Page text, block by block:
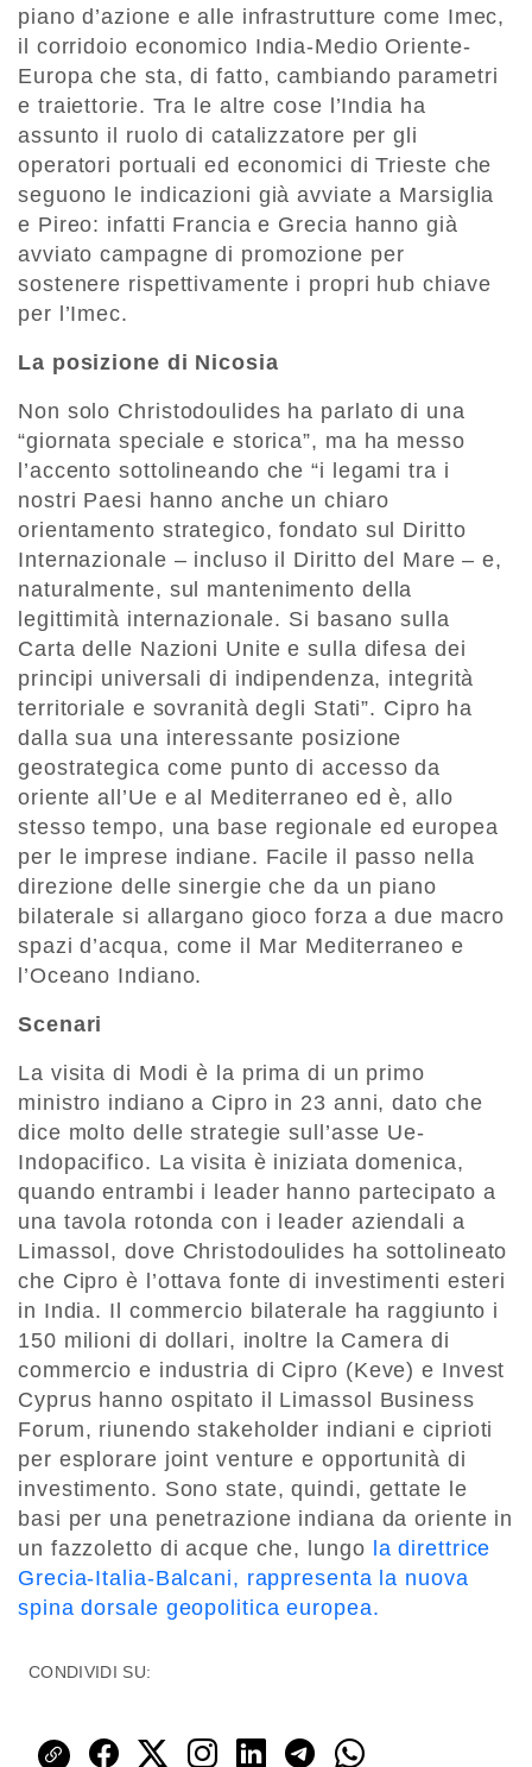
piano d’azione e alle infrastrutture come Imec,
il corridoio economico India-Medio Oriente-
Europa che sta, di fatto, cambiando parametri
e traiettorie. Tra le altre cose l’India ha
assunto il ruolo di catalizzatore per gli
operatori portuali ed economici di Trieste che
seguono le indicazioni già avviate a Marsiglia
e Pireo: infatti Francia e Grecia hanno già
avviato campagne di promozione per
sostenere rispettivamente i propri hub chiave
per l’Imec.
La posizione di Nicosia
Non solo Christodoulides ha parlato di una
“giornata speciale e storica”, ma ha messo
l’accento sottolineando che “i legami tra i
nostri Paesi hanno anche un chiaro
orientamento strategico, fondato sul Diritto
Internazionale – incluso il Diritto del Mare – e,
naturalmente, sul mantenimento della
legittimità internazionale. Si basano sulla
Carta delle Nazioni Unite e sulla difesa dei
principi universali di indipendenza, integrità
territoriale e sovranità degli Stati”. Cipro ha
dalla sua una interessante posizione
geostrategica come punto di accesso da
oriente all’Ue e al Mediterraneo ed è, allo
stesso tempo, una base regionale ed europea
per le imprese indiane. Facile il passo nella
direzione delle sinergie che da un piano
bilaterale si allargano gioco forza a due macro
spazi d’acqua, come il Mar Mediterraneo e
l’Oceano Indiano.
Scenari
La visita di Modi è la prima di un primo
ministro indiano a Cipro in 23 anni, dato che
dice molto delle strategie sull’asse Ue-
Indopacifico. La visita è iniziata domenica,
quando entrambi i leader hanno partecipato a
una tavola rotonda con i leader aziendali a
Limassol, dove Christodoulides ha sottolineato
che Cipro è l’ottava fonte di investimenti esteri
in India. Il commercio bilaterale ha raggiunto i
150 milioni di dollari, inoltre la Camera di
commercio e industria di Cipro (Keve) e Invest
Cyprus hanno ospitato il Limassol Business
Forum, riunendo stakeholder indiani e ciprioti
per esplorare joint venture e opportunità di
investimento. Sono state, quindi, gettate le
basi per una penetrazione indiana da oriente in
un fazzoletto di acque che, lungo la direttrice
Grecia-Italia-Balcani, rappresenta la nuova
spina dorsale geopolitica europea.
CONDIVIDI SU: